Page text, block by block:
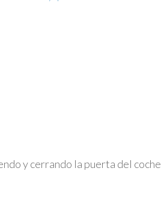
y cerrando la puerta del coche